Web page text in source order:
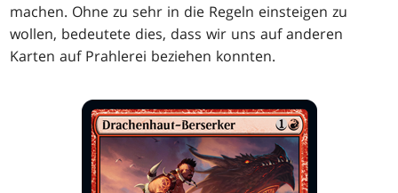
machen. Ohne zu sehr in die Regeln einsteigen zu
wollen, bedeutete dies, dass wir uns auf anderen
Karten auf Prahlerei beziehen konnten.